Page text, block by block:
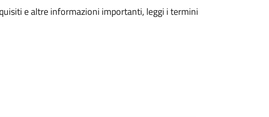
e altre informazioni importanti, leggi i termini